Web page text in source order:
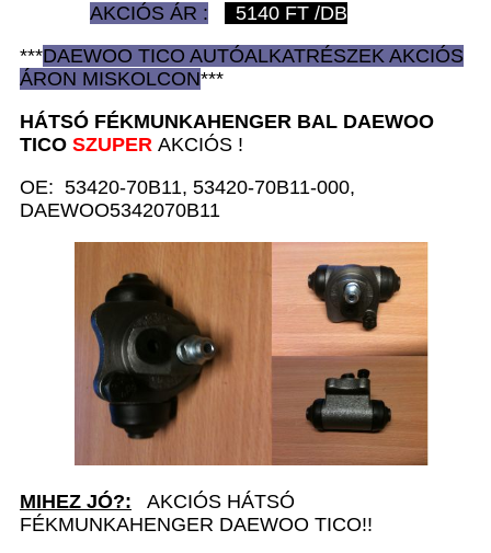
AKCIÓS ÁR :
5140 FT /DB
***DAEWOO TICO AUTÓALKATRÉSZEK AKCIÓS
ÁRON MISKOLCON***
HÁTSÓ FÉKMUNKAHENGER BAL DAEWOO
TICO SZUPER AKCIÓS !
OE: 53420-70B11, 53420-70B11-000,
DAEWOO5342070B11
MIHEZ JÓ?: AKCIÓS HÁTSÓ
FÉKMUNKAHENGER DAEWOO TICO!!